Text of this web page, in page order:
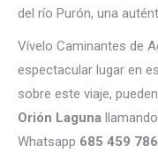
del río Purón, una
Vívelo Caminantes de
espectacular lugar en
sobre este viaje,
Orión Laguna
Whatsapp 685 459 786